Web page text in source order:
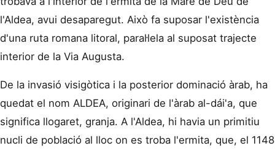
l'Aldea, avui desaparegut. Això fa suposar l'existència
d'una ruta romana litoral, paral·lela al suposat trajecte
interior de la Via Augusta.
De la invasió visigòtica i la posterior dominació àrab, ha
quedat el nom ALDEA, originari de l'àrab al-dái'a, que
significa llogaret, granja. A l'Aldea, hi havia un primitiu
nucli de població al lloc on es troba l'ermita, que, el 1148